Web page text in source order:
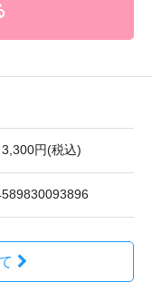
3,300円(税込)